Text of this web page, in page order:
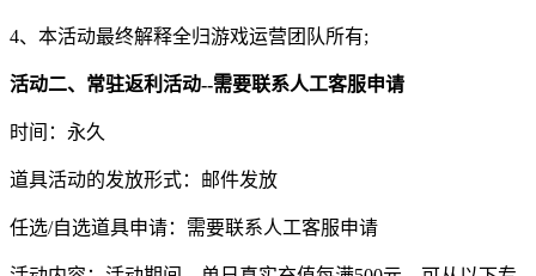
4、本活动最终解释全归游戏运营团队所有;
活动二、常驻返利活动--需要联系人工客服申请
时间：永久
道具活动的发放形式：邮件发放
任选/自选道具申请：需要联系人工客服申请